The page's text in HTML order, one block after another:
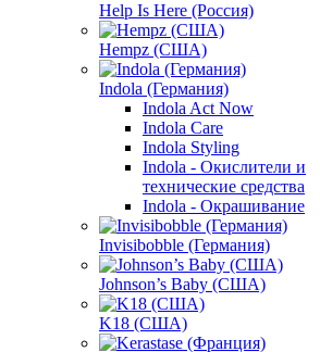
Help Is Here (Россия)
Hempz (США)
Indola (Германия)
Indola Act Now
Indola Care
Indola Styling
Indola - Окислители и
технические средства
Indola - Окрашивание
Invisibobble (Германия)
Johnson’s Baby (США)
K18 (США)